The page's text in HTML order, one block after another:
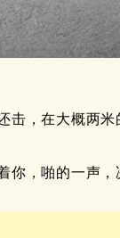
击，在大概两
，啪的一声，